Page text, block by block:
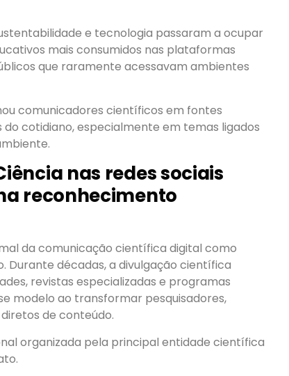
e tecnologia passaram a ocupar
mais consumidos nas plataformas
que raramente acessavam ambientes
comunicadores científicos em fontes
cotidiano, especialmente em temas ligados
nas redes sociais
reconhecimento
da comunicação científica digital como
décadas, a divulgação científica
revistas especializadas e programas
modelo ao transformar pesquisadores,
de conteúdo.
organizada pela principal entidade científica